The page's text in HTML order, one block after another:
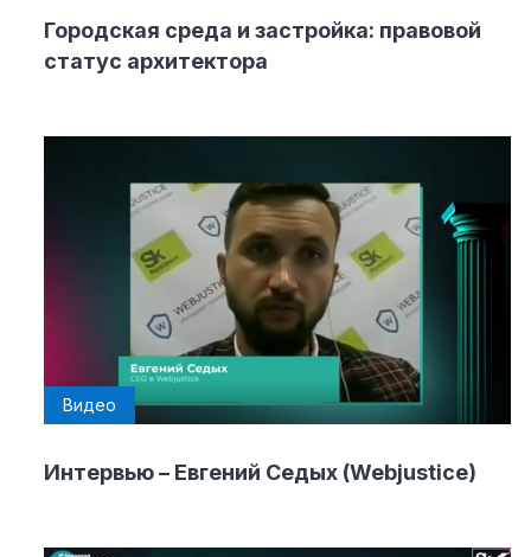
Городская среда и застройка: правовой
статус архитектора
Видео
Интервью – Евгений Седых (Webjustice)